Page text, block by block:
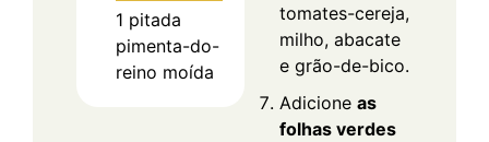
1 pitada
pimenta-do-
reino moída
tomates-cereja,
milho, abacate
e grão-de-bico.
Adicione as
folhas verdes